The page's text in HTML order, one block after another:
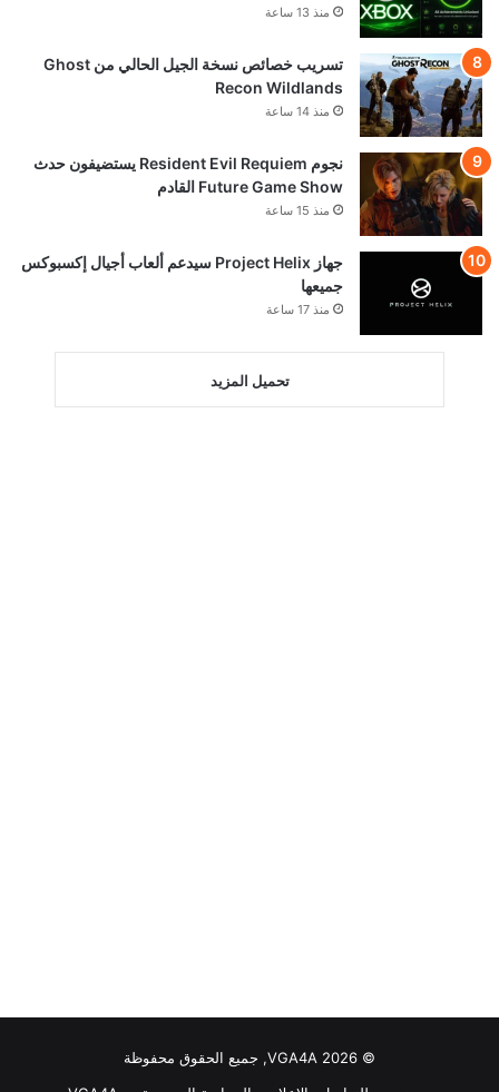
منذ 13 ساعة
تسريب خصائص نسخة الجيل الحالي من Ghost
Recon Wildlands
منذ 14 ساعة
نجوم Resident Evil Requiem يستضيفون حدث
Future Game Show القادم
منذ 15 ساعة
جهاز Project Helix سيدعم ألعاب أجيال إكسبوكس
جميعها
منذ 17 ساعة
تحميل المزيد
© VGA4A 2026, جميع الحقوق محفوظة